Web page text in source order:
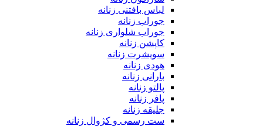
لباس بافتنی زنانه
جوراب زنانه
جوراب شلواری زنانه
کاپشن زنانه
سویشرت زنانه
هودی زنانه
بارانی زنانه
پالتو زنانه
پافر زنانه
جلیقه زنانه
ست رسمی و کژوال زنانه